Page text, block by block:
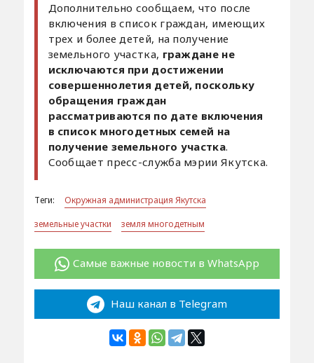
Дополнительно сообщаем, что после
включения в список граждан, имеющих
трех и более детей, на получение
земельного участка, граждане не
исключаются при достижении
совершеннолетия детей, поскольку
обращения граждан
рассматриваются по дате включения
в список многодетных семей на
получение земельного участка.
Сообщает пресс-служба мэрии Якутска.
Теги:
Окружная администрация Якутска
земельные участки
земля многодетным
Самые важные новости в WhatsApp
Наш канал в Telegram